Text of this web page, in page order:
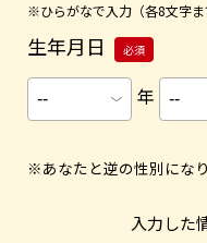
※ひらがなで入力（各8文字ま
生年月日 必須
年
※あなたと逆の性別にな
入力した